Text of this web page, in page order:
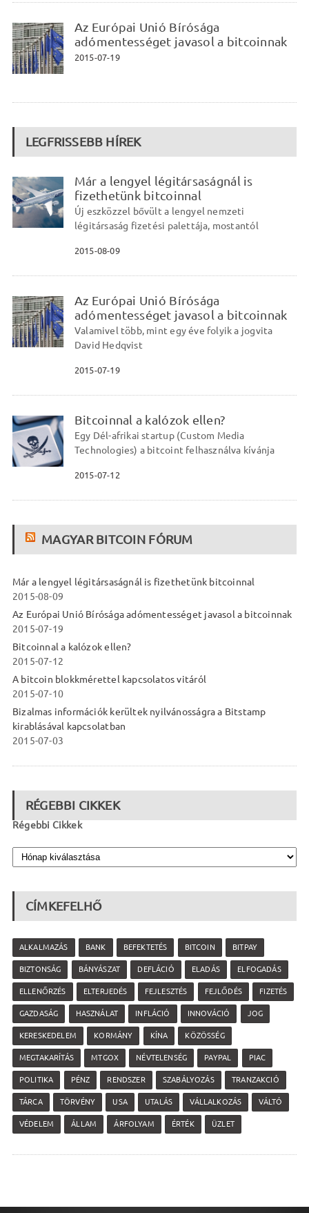
Az Európai Unió Bírósága
adómentességet javasol a bitcoinnak
2015-07-19
LEGFRISSEBB HÍREK
Már a lengyel légitársaságnál is
fizethetünk bitcoinnal
Új eszközzel bővült a lengyel nemzeti
légitársaság fizetési palettája, mostantól
2015-08-09
Az Európai Unió Bírósága
adómentességet javasol a bitcoinnak
Valamivel több, mint egy éve folyik a jogvita
David Hedqvist
2015-07-19
Bitcoinnal a kalózok ellen?
Egy Dél-afrikai startup (Custom Media
Technologies) a bitcoint felhasználva kívánja
2015-07-12
MAGYAR BITCOIN FÓRUM
Már a lengyel légitársaságnál is fizethetünk bitcoinnal
2015-08-09
Az Európai Unió Bírósága adómentességet javasol a bitcoinnak
2015-07-19
Bitcoinnal a kalózok ellen?
2015-07-12
A bitcoin blokkmérettel kapcsolatos vitáról
2015-07-10
Bizalmas információk kerültek nyilvánosságra a Bitstamp
kirablásával kapcsolatban
2015-07-03
RÉGEBBI CIKKEK
Régebbi Cikkek
CÍMKEFELHŐ
ALKALMAZÁS BANK BEFEKTETÉS BITCOIN BITPAY
BIZTONSÁG BÁNYÁSZAT DEFLÁCIÓ ELADÁS ELFOGADÁS
ELLENŐRZÉS ELTERJEDÉS FEJLESZTÉS FEJLŐDÉS FIZETÉS
GAZDASÁG HASZNÁLAT INFLÁCIÓ INNOVÁCIÓ JOG
KERESKEDELEM KORMÁNY KÍNA KÖZÖSSÉG
MEGTAKARÍTÁS MTGOX NÉVTELENSÉG PAYPAL PIAC
POLITIKA PÉNZ RENDSZER SZABÁLYOZÁS TRANZAKCIÓ
TÁRCA TÖRVÉNY USA UTALÁS VÁLLALKOZÁS VÁLTÓ
VÉDELEM ÁLLAM ÁRFOLYAM ÉRTÉK ÜZLET